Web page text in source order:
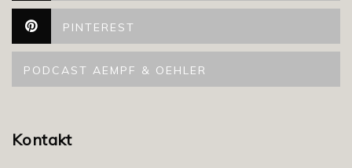
PINTEREST
PODCAST AEMPF & OEHLER
Kontakt